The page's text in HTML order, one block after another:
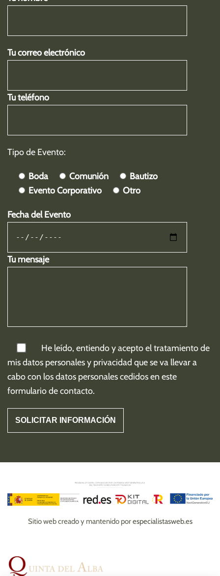
Tu correo electrónico
Tu teléfono
Tipo de Evento:
Boda Comunión
Bautizo
Evento Corporativo
Otro
Fecha del Evento
Tu mensaje
He leído, entiendo y acepto el tratamiento de
misdatos personales y privacidad que se va llevar a
cabo con los datos personales cedidos en este
formulario de contacto.
Sitio web creado y mantenido porespecialistasweb.es